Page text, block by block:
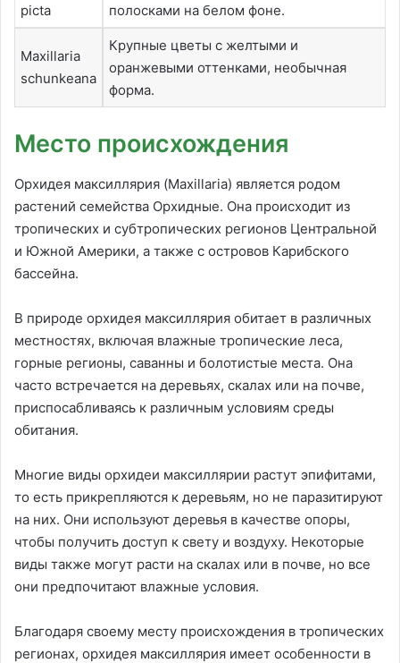
picta
полосками на белом фоне.
Maxillaria
schunkeana
Крупные цветы с желтыми и
оранжевыми оттенками, необычная
форма.
Место происхождения
Орхидея максиллярия (Maxillaria) является родом
растений семейства Орхидные. Она происходит из
тропических и субтропических регионов Центральной
и Южной Америки, а также с островов Карибского
бассейна.
В природе орхидея максиллярия обитает в различных
местностях, включая влажные тропические леса,
горные регионы, саванны и болотистые места. Она
часто встречается на деревьях, скалах или на почве,
приспосабливаясь к различным условиям среды
обитания.
Многие виды орхидеи максиллярии растут эпифитами,
то есть прикрепляются к деревьям, но не паразитируют
на них. Они используют деревья в качестве опоры,
чтобы получить доступ к свету и воздуху. Некоторые
виды также могут расти на скалах или в почве, но все
они предпочитают влажные условия.
Благодаря своему месту происхождения в тропических
регионах, орхидея максиллярия имеет особенности в